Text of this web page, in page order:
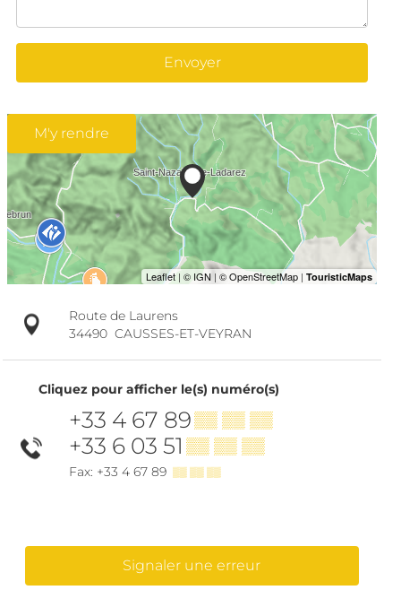
Envoyer
M'y rendre
Route de Laurens
34490 CAUSSES-ET-VEYRAN
Cliquez pour afficher le(s) numéro(s)
+33 4 67 89▒▒ ▒▒ ▒▒
+33 6 03 51 ▒▒ ▒▒ ▒▒
Fax: +33 4 67 89 ▒▒ ▒▒ ▒▒
Signaler une erreur